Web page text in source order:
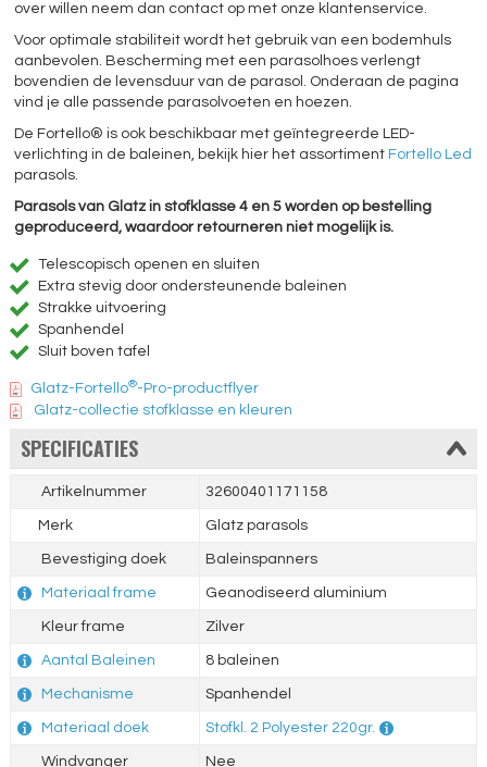
over willen neem dan contact op met onze klantenservice.
Voor optimale stabiliteit wordt het gebruik van een bodemhuls
aanbevolen. Bescherming met een parasolhoes verlengt
bovendien de levensduur van de parasol. Onderaan de pagina
vind je alle passende parasolvoeten en hoezen.
De Fortello® is ook beschikbaar met geïntegreerde LED-
verlichting in de baleinen, bekijk hier het assortiment Fortello Led
parasols.
Parasols van Glatz in stofklasse 4 en 5 worden op bestelling
geproduceerd, waardoor retourneren niet mogelijk is.
Telescopisch openen en sluiten
Extra stevig door ondersteunende baleinen
Strakke uitvoering
Spanhendel
Sluit boven tafel
Glatz-Fortello®-Pro-productflyer
Glatz-collectie stofklasse en kleuren
SPECIFICATIES
Artikelnummer 32600401171158
Merk Glatz parasols
Bevestiging doek Baleinspanners
Materiaal frame Geanodiseerd aluminium
Kleur frame Zilver
Aantal Baleinen 8 baleinen
Mechanisme Spanhendel
Materiaal doek Stofkl. 2 Polyester 220gr.
Windvanger Nee